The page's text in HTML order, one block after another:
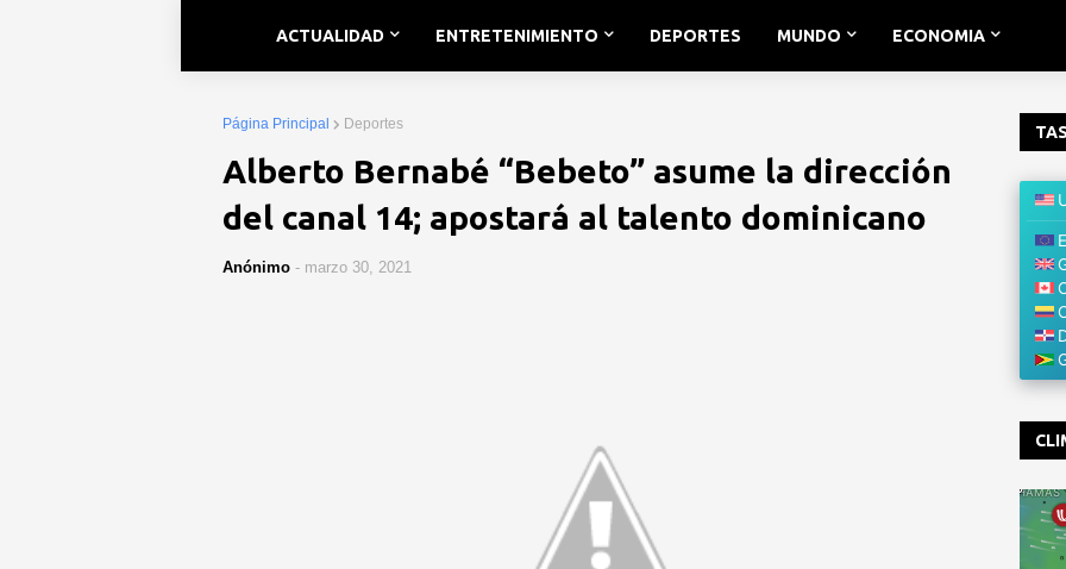
ACTUALIDAD ENTRETENIMIENTO DEPORTES MUNDO ECONOMIA
Página Principal Deportes
Alberto Bernabé “Bebeto” asume la dirección
del canal 14; apostará al talento dominicano
Anónimo - marzo 30, 2021